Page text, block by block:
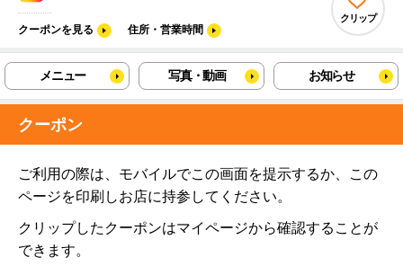
クーポンを見る 住所・営業時間
クリップ
メニュー 写真・動画 お知らせ
クーポン
ご利用の際は、モバイルでこの画面を提示するか、この
ページを印刷しお店に持参してください。
クリップしたクーポンはマイページから確認することが
できます。